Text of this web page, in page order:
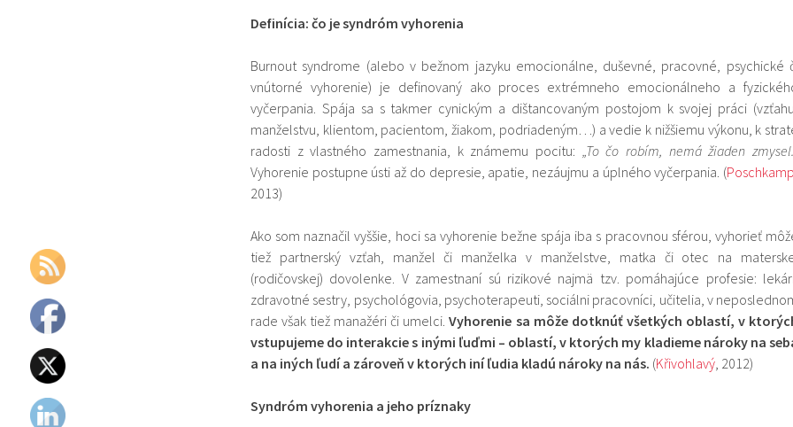
Definícia: čo je syndróm vyhorenia
Burnout syndrome (alebo v bežnom jazyku emocionálne, duševné, pracovné, psychické
vnútorné vyhorenie) je definovaný ako proces extrémneho emocionálneho a
vyčerpania. Spája sa s takmer cynickým a dištancovaným postojom k svojej práci (vzťahu,
manželstvu, klientom, pacientom, žiakom, podriadeným…) a vedie k nižšiemu výkonu, k
radosti z vlastného zamestnania, k známemu pocitu:
„To čo robím, nemá žiaden
Vyhorenie postupne ústi až do depresie, apatie, nezáujmu a úplného vyčerpania. (Poschkamp
2013)
Ako som naznačil vyššie, hoci sa vyhorenie bežne spája iba s pracovnou sférou, vyhorieť
tiež partnerský vzťah, manžel či manželka v manželstve, matka či otec na
(rodičovskej) dovolenke. V zamestnaní sú rizikové najmä tzv. pomáhajúce profesie:
zdravotné sestry, psychológovia, psychoterapeuti, sociálni pracovníci, učitelia, v
rade však tiež manažéri či umelci.Vyhorenie sa môže dotknúť všetkých oblastí, v
vstupujeme do interakcie s inými ľuďmi – oblastí, v ktorých my kladieme nároky na
a na iných ľudí a zároveň v ktorých iní ľudia kladú nároky na nás. (Křivohlavý , 2012)
Syndróm vyhorenia a jeho príznaky